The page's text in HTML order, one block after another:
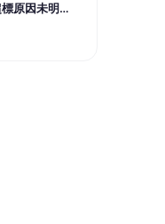
原因未明、